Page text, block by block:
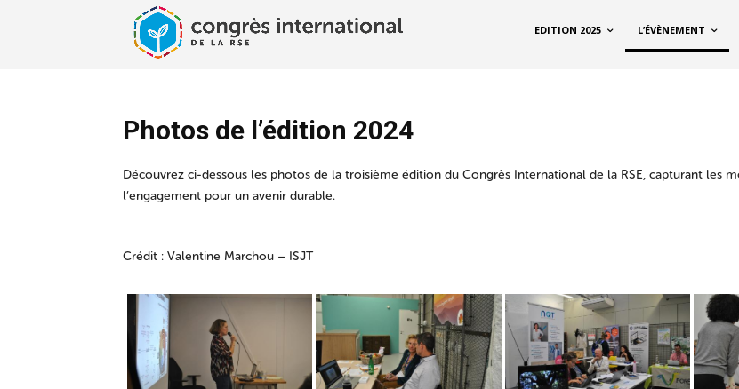
EDITION 2025 L’ÉVÈNEMENT
Photos de l’édition 2024
Découvrez ci-dessous les photos de la troisième édition du Congrès International de la RSE, capturant les
l’engagement pour un avenir durable.
Crédit : Valentine Marchou – ISJT